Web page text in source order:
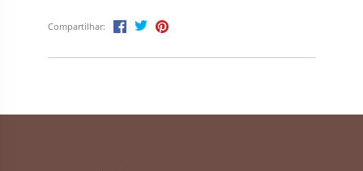
consagração do artigo 48 da Lei nº 14.112/2020.”
Compartilhar: